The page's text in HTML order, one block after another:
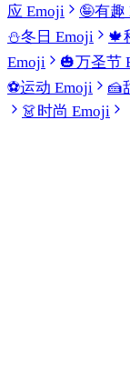
应 Emoji
🤪有趣
⛄冬日 Emoji 🍁
Emoji
🎃万圣节
⚽运动 Emoji 🍰
👗时尚 Emoji